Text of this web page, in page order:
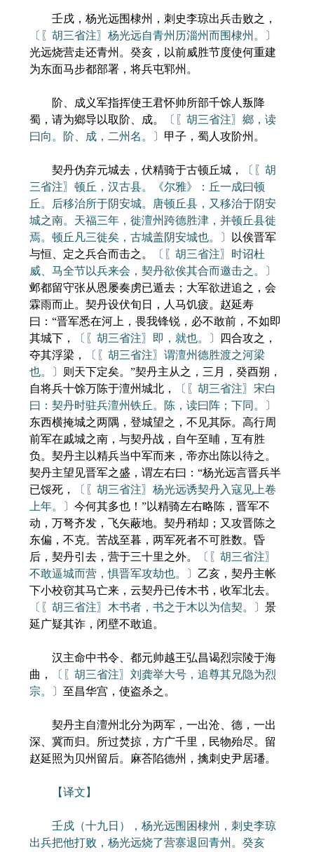
壬戌，杨光远围棣州，刺史李琼出兵击败之，
〔〖胡三省注〗杨光远自青州历淄州而围棣州。〕
光远烧营走还青州。癸亥，以前威胜节度使何重建
为东面马步都部署，将兵屯郓州。
阶、成义军指挥使王君怀帅所部千馀人叛降
蜀，请为鄉导以取阶、成。
〔〖胡三省注〗鄉，读
曰向。阶、成，二州名。〕 甲子，蜀人攻阶州。
契丹伪弃元城去，伏精骑于古顿丘城，
〔〖胡
三省注〗顿丘，汉古县。《尔雅》：丘一成曰顿
丘。后移治所于阴安城。唐顿丘县，又移治于阴安
城之南。天福三年，徙澶州跨德胜津，并顿丘县徙
焉。顿丘凡三徙矣，古城盖阴安城也。〕
以俟晋军
与恒、定之兵合而击之。
〔〖胡三省注〗时诏杜
威、马全节以兵来会，契丹欲俟其合而邀击之。〕
邺都留守张从恩屡奏虏已遁去；大军欲进追之，会
霖雨而止。契丹设伏旬日，人马饥疲。赵延寿
曰：“晋军悉在河上，畏我锋锐，必不敢前，不如即
其城下，
〔〖胡三省注〗即，就也。〕
四合攻之，
夺其浮梁，
〔〖胡三省注〗谓澶州德胜渡之河梁
也。〕
则天下定矣。”契丹主从之，三月，癸酉朔，
自将兵十馀万陈于澶州城北，
〔〖胡三省注〗宋白
曰：契丹时驻兵澶州铁丘。陈，读曰阵；下同。〕
东西横掩城之两隅，登城望之，不见其际。高行周
前军在戚城之南，与契丹战，自午至晡，互有胜
负。契丹主以精兵当中军而来，帝亦出陈以待之。
契丹主望见晋军之盛，谓左右曰：“杨光远言晋兵半
已馁死，
〔〖胡三省注〗杨光远诱契丹入寇见上卷
上年。〕 今何其多也！”以精骑左右略陈，晋军不
动，万弩齐发，飞矢蔽地。契丹稍却；又攻晋陈之
东偏，不克。苦战至暮，两军死者不可胜数。昏
后，契丹引去，营于三十里之外。
〔〖胡三省注〗
不敢逼城而营，惧晋军攻劫也。〕 乙亥，契丹主帐
下小校窃其马亡来，云契丹已传木书，收军北去。
〔〖胡三省注〗木书者，书之于木以为信契。〕 景
延广疑其诈，闭壁不敢追。
汉主命中书令、都元帅越王弘昌谒烈宗陵于海
曲，
〔〖胡三省注〗刘龚举大号，追尊其兄隐为烈
宗。〕 至昌华宫，使盗杀之。
契丹主自澶州北分为两军，一出沧、德，一出
深、冀而归。所过焚掠，方广千里，民物殆尽。留
赵延照为贝州留后。麻荅陷德州，擒刺史尹居璠。
【译文】
壬戍（十九日），杨光远围困棣州，刺史李琼
出兵把他打败，杨光远烧了营寨退回青州。癸亥